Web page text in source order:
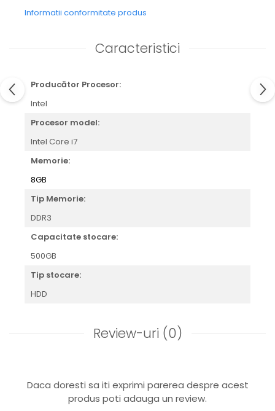
Informatii conformitate produs
Caracteristici
Producător Procesor:
Intel
Procesor model:
Intel Core i7
Memorie:
8GB
Tip Memorie:
DDR3
Capacitate stocare:
500GB
Tip stocare:
HDD
Review-uri (0)
Daca doresti sa iti exprimi parerea despre acest
produs poti adauga un review.